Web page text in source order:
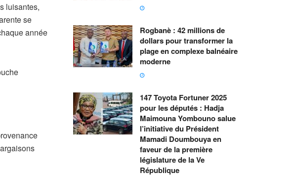
luisantes,
se
année
Rogbanè : 42 millions de
dollars pour transformer la
plage en complexe balnéaire
moderne
147 Toyota Fortuner 2025
pour les députés : Hadja
Maimouna Yombouno salue
l’initiative du Président
Mamadi Doumbouya en
faveur de la première
législature de la Ve
République